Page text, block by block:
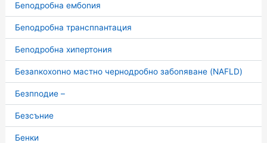
Беnодробна ембоnия
Беnодробна транспnантация
Беnодробна хипертония
Безаnкохоnно мастно чернодробно забоnяване (NAFLD)
Безпnодие –
Безсъние
Бенки